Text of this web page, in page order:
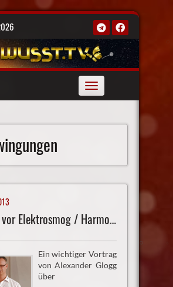
Toggle
navigation
Schutz vor Elektrosmog / Harmonisierung von Schwingungen
Ein wichtiger Vortrag
von Alexander Glogg
über